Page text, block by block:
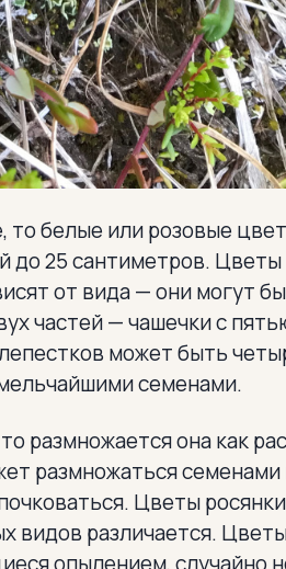
то белые или розовые
до 25 сантиметров. Цветы
от вида — они могут
частей — чашечки с
может быть
семенами.
размножается она как
размножаться
Цветы
видов различается.